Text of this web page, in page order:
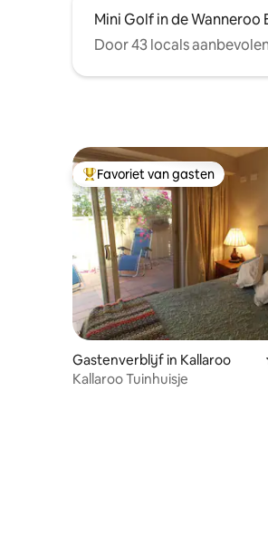
Mini Golf in de Wanneroo
Door 43 locals
Topfavoriet van gasten
Favoriet van gasten
Gastenverblijf in Kallaroo
Kallaroo Tuinhuisje